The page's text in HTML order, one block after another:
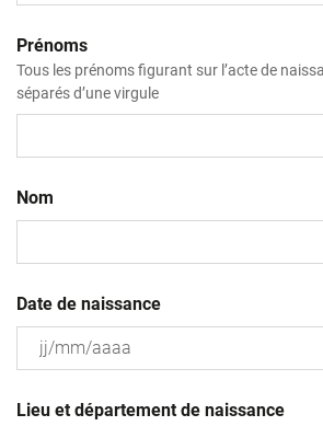
Prénoms
Tous les prénoms figurant sur l’acte de
séparés d’une virgule
Nom
Date de naissance
slash
Lieu et département de naissance